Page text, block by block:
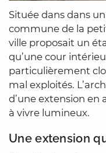
Située dans dans
commune de la
ville proposait un
qu’une cour
particulièrement
mal exploités.
d’une extension en
à vivre lumineux.
Une extension